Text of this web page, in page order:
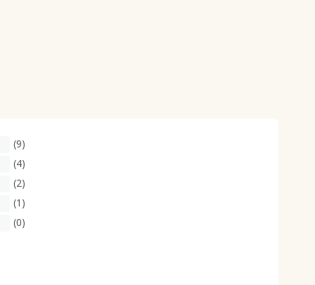
(9)
(4)
(2)
(1)
(0)